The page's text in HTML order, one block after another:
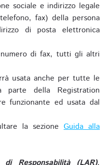
sociale e indirizzo legale
fax) della persona
di posta elettronica
di fax, tutti gli altri
usata anche per tutte le
parte della Registration
funzionante ed usata dal
la sezione Guida alla